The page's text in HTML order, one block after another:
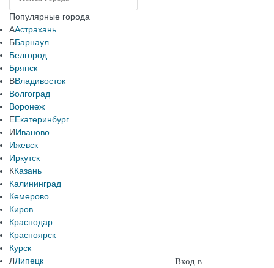
Популярные города
ААстрахань
ББарнаул
Белгород
Брянск
ВВладивосток
Волгоград
Воронеж
ЕЕкатеринбург
ИИваново
Ижевск
Иркутск
ККазань
Калининград
Кемерово
Киров
Краснодар
Красноярск
Курск
ЛЛипецк
Вход в